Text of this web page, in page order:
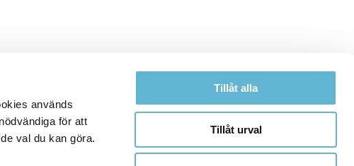
används
för att
val du kan göra.
Tillåt alla
Tillåt urval